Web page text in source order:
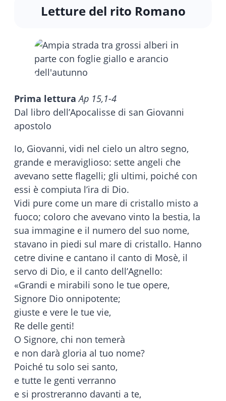
Letture del rito Romano
Prima letturaAp 15,1-4
Dal libro dell’Apocalisse di san Giovanni
apostolo
Io, Giovanni, vidi nel cielo un altro segno,
grande e meraviglioso: sette angeli che
avevano sette flagelli; gli ultimi, poiché con
essi è compiuta l’ira di Dio.
Vidi pure come un mare di cristallo misto a
fuoco; coloro che avevano vinto la bestia, la
sua immagine e il numero del suo nome,
stavano in piedi sul mare di cristallo. Hanno
cetre divine e cantano il canto di Mosè, il
servo di Dio, e il canto dell’Agnello:
«Grandi e mirabili sono le tue opere,
Signore Dio onnipotente;
giuste e vere le tue vie,
Re delle genti!
O Signore, chi non temerà
e non darà gloria al tuo nome?
Poiché tu solo sei santo,
e tutte le genti verranno
e si prostreranno davanti a te,